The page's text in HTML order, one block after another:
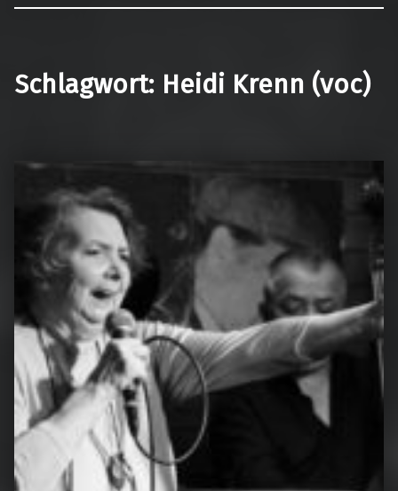
Schlagwort: Heidi Krenn (voc)